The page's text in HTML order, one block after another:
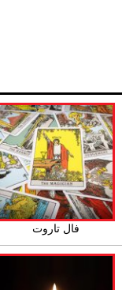
فال تاروت